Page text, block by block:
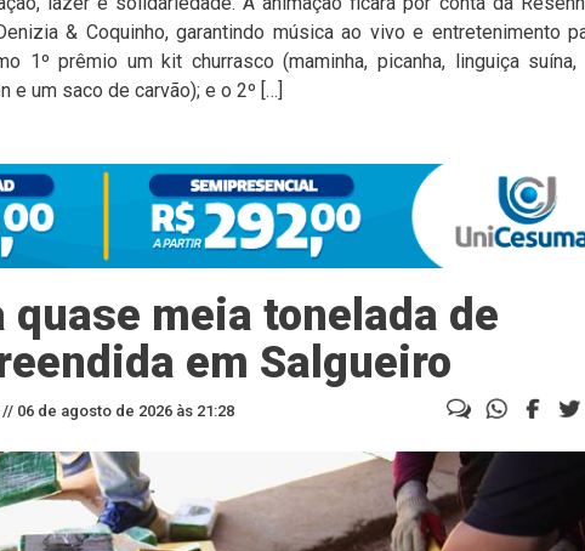
& Coquinho, garantindo música ao vivo e entretenimento
1º prêmio um kit churrasco (maminha, picanha, linguiça suína,
e um saco de carvão); e o 2º […]
quase meia tonelada de
em Salgueiro
// 06 de agosto de 2026 às 21:28